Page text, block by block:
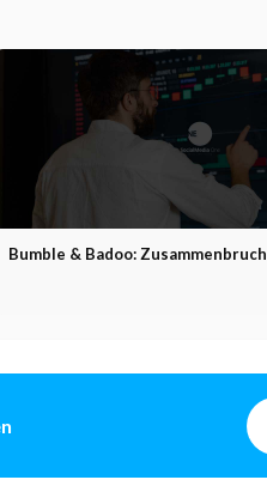
Bumble & Badoo: Zusammenbruch